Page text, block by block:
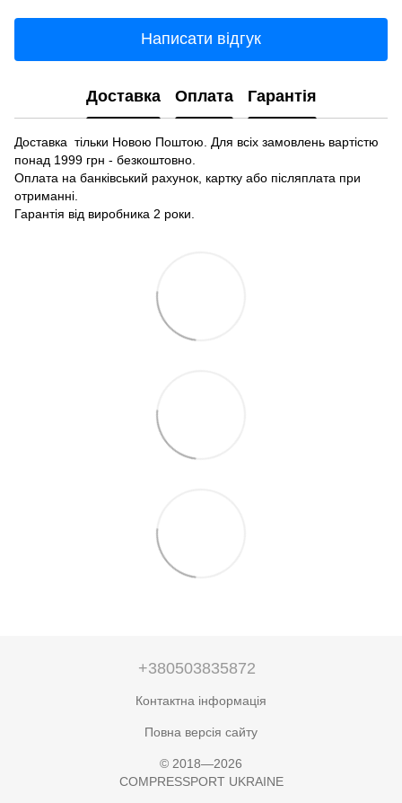
Написати відгук
Доставка Оплата Гарантія
Доставка тільки Новою Поштою. Для всіх замовлень вартістю
понад 1999 грн - безкоштовно.
Оплата на банківський рахунок, картку або післяплата при
отриманні.
Гарантія від виробника 2 роки.
+380503835872
Контактна інформація
Повна версія сайту
© 2018—2026
COMPRESSPORT UKRAINE